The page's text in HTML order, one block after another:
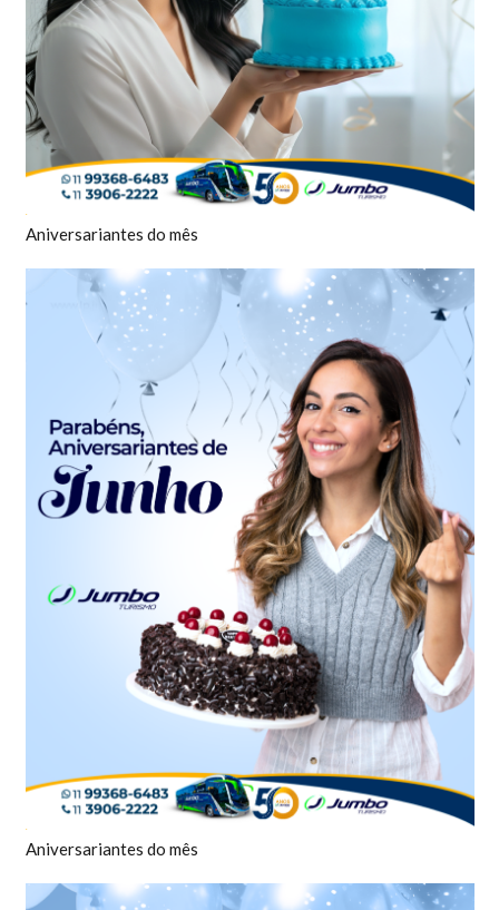
Aniversariantes do mês
Aniversariantes do mês